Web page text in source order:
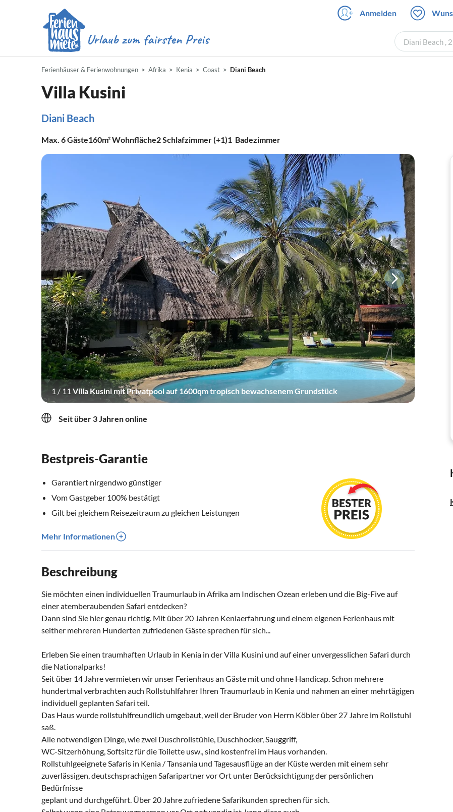
Anmelden
Diani Beach ,
Ferienhäuser & Ferienwohnungen Afrika Kenia Coast Diani Beach
Villa Kusini
Diani Beach
Max. 6Gäste160m²Wohnfläche2Schlafzimmer (+1)1 Badezimmer
1 / 11 Villa Kusini mit Privatpool auf 1600qm tropisch bewachsenem Grundstück
Seit über 3 Jahren online
Bestpreis-Garantie
Garantiert nirgendwo günstiger
Vom Gastgeber 100% bestätigt
Gilt bei gleichem Reisezeitraum zu gleichen Leistungen
Mehr Informationen
Beschreibung
Sie möchten einen individuellen Traumurlaub in Afrika am Indischen Ozean erleben und die Big-Five auf
einer atemberaubenden Safari entdecken?
Dann sind Sie hier genau richtig. Mit über 20 Jahren Keniaerfahrung und einem eigenen Ferienhaus mit
seither mehreren Hunderten zufriedenen Gäste sprechen für sich...
Erleben Sie einen traumhaften Urlaub in Kenia in der Villa Kusini und auf einer unvergesslichen Safari durch
die Nationalparks!
Seit über 14 Jahre vermieten wir unser Ferienhaus an Gäste mit und ohne Handicap. Schon mehrere
hundertmal verbrachten auch Rollstuhlfahrer Ihren Traumurlaub in Kenia und nahmen an einer mehrtägigen
individuell geplanten Safari teil.
Das Haus wurde rollstuhlfreundlich umgebaut, weil der Bruder von Herrn Köbler über 27 Jahre im Rollstuhl
saß.
Alle notwendigen Dinge, wie zwei Duschrollstühle, Duschhocker, Sauggriff,
WC-Sitzerhöhung, Softsitz für die Toilette usw., sind kostenfrei im Haus vorhanden.
Rollstuhlgeeignete Safaris in Kenia / Tansania und Tagesausflüge an der Küste werden mit einem sehr
zuverlässigen, deutschsprachigen Safaripartner vor Ort unter Berücksichtigung der persönlichen
Bedürfnisse
geplant und durchgeführt. Über 20 Jahre zufriedene Safarikunden sprechen für sich.